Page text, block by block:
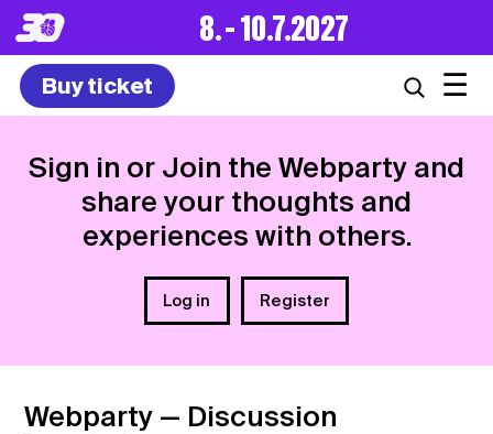
8. – 10.7.2027
Buy ticket ☰
Sign in or Join the Webparty and
share your thoughts and
experiences with others.
Log in Register
Webparty — Discussion